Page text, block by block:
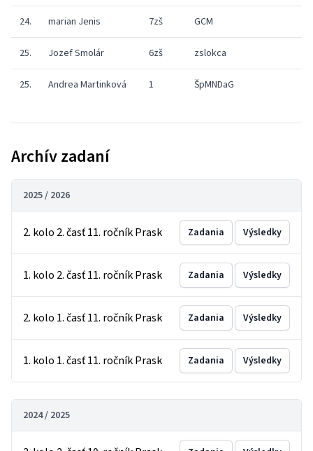
24. marian Jenis 7zš GCM
25. Jozef Smolár 6zš zslokca
25. Andrea Martinková 1 ŠpMNDaG
Archív zadaní
2025 / 2026
2. kolo 2. časť 11. ročník Prask Zadania Výsledky
1. kolo 2. časť 11. ročník Prask Zadania Výsledky
2. kolo 1. časť 11. ročník Prask Zadania Výsledky
1. kolo 1. časť 11. ročník Prask Zadania Výsledky
2024 / 2025